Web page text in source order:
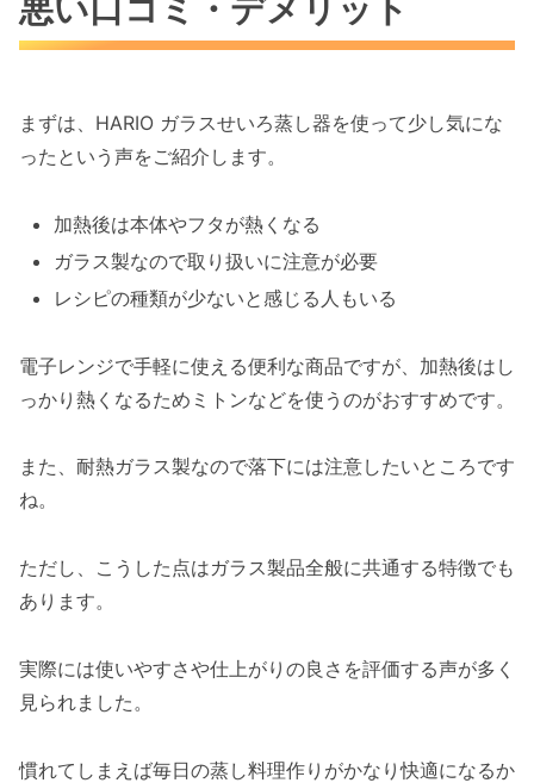
HARIO ガラスせいろ蒸し器の良い口コミ・評判
電子レンジで手軽に蒸し料理が楽しめる
2品同時調理で時短につながる
ガラス製だから調理状況が見やすい
ント
耐熱ガラスを採用した透明設計
電子レンジ専用の簡単調理
色移りや匂い移りを抑えやすい設計
悪い口コミ・デメリット
まずは、HARIO ガラスせいろ蒸し器を使って少し気にな
ったという声をご紹介します。
加熱後は本体やフタが熱くなる
ガラス製なので取り扱いに注意が必要
レシピの種類が少ないと感じる人もいる
電子レンジで手軽に使える便利な商品ですが、加熱後はし
っかり熱くなるためミトンなどを使うのがおすすめです。
また、耐熱ガラス製なので落下には注意したいところです
ね。
ただし、こうした点はガラス製品全般に共通する特徴でも
あります。
実際には使いやすさや仕上がりの良さを評価する声が多く
見られました。
慣れてしまえば毎日の蒸し料理作りがかなり快適になるか